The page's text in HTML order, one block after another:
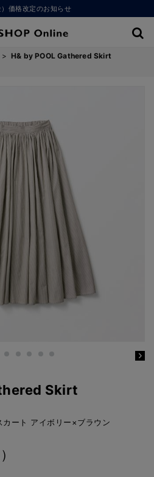
価格改定のお知らせ
>H& by POOL Gathered Skirt
Skirt
ート アイボリー×ブラウン